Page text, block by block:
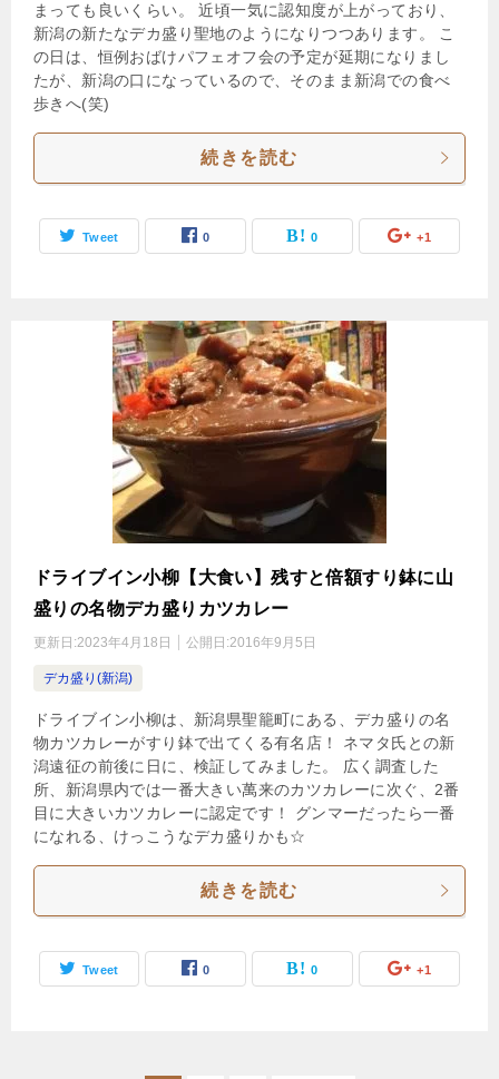
まっても良いくらい。 近頃一気に認知度が上がっており、
新潟の新たなデカ盛り聖地のようになりつつあります。 こ
の日は、恒例おばけパフェオフ会の予定が延期になりまし
たが、新潟の口になっているので、そのまま新潟での食べ
歩きへ(笑)
続きを読む
Tweet 0 0 +1
ドライブイン小柳【大食い】残すと倍額すり鉢に山
盛りの名物デカ盛りカツカレー
更新日:2023年4月18日 公開日:2016年9月5日
デカ盛り(新潟)
ドライブイン小柳は、新潟県聖籠町にある、デカ盛りの名
物カツカレーがすり鉢で出てくる有名店！ ネマタ氏との新
潟遠征の前後に日に、検証してみました。 広く調査した
所、新潟県内では一番大きい萬来のカツカレーに次ぐ、2番
目に大きいカツカレーに認定です！ グンマーだったら一番
になれる、けっこうなデカ盛りかも☆
続きを読む
Tweet 0 0 +1